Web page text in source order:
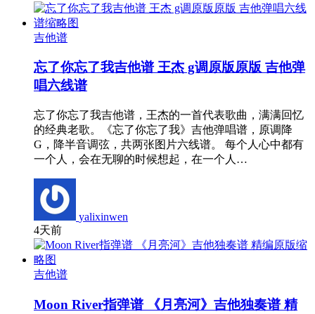
吉他谱
忘了你忘了我吉他谱 王杰 g调原版原版 吉他弹
唱六线谱
忘了你忘了我吉他谱，王杰的一首代表歌曲，满满回忆
的经典老歌。《忘了你忘了我》吉他弹唱谱，原调降
G，降半音调弦，共两张图片六线谱。 每个人心中都有
一个人，会在无聊的时候想起，在一个人…
yalixinwen
4天前
吉他谱
Moon River指弹谱 《月亮河》吉他独奏谱 精